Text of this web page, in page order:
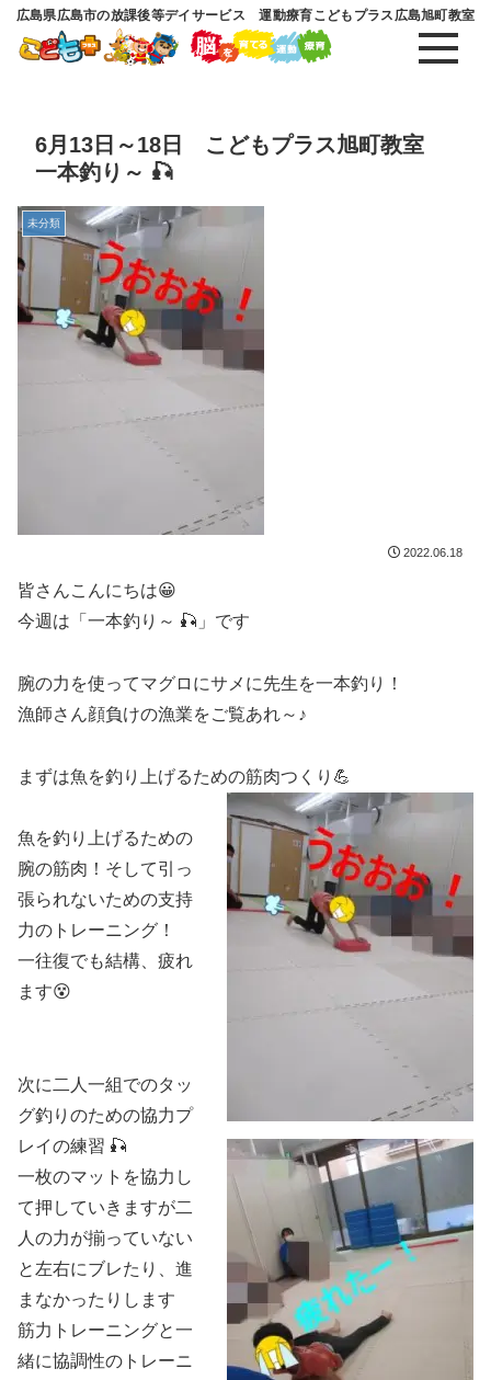
広島県広島市の放課後等デイサービス 運動療育こどもプラス広島旭町教室
6月13日～18日 こどもプラス旭町教室
一本釣り～ 🎣
未分類
2022.06.18
皆さんこんにちは😀
今週は「一本釣り～ 🎣」です
腕の力を使ってマグロにサメに先生を一本釣り！
漁師さん顔負けの漁業をご覧あれ～♪
まずは魚を釣り上げるための筋肉つくり💪
魚を釣り上げるための
腕の筋肉！そして引っ
張られないための支持
力のトレーニング！
一往復でも結構、疲れ
ます😵
次に二人一組でのタッ
グ釣りのための協力プ
レイの練習 🎣
一枚のマットを協力し
て押していきますが二
人の力が揃っていない
と左右にブレたり、進
まなかったりします
筋力トレーニングと一
緒に協調性のトレーニ